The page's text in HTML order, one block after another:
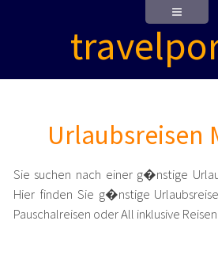
Urlaubsreisen
Sie suchen nach einer g�nstige
Hier finden Sie g�nstige
Pauschalreisen oder All inklusive